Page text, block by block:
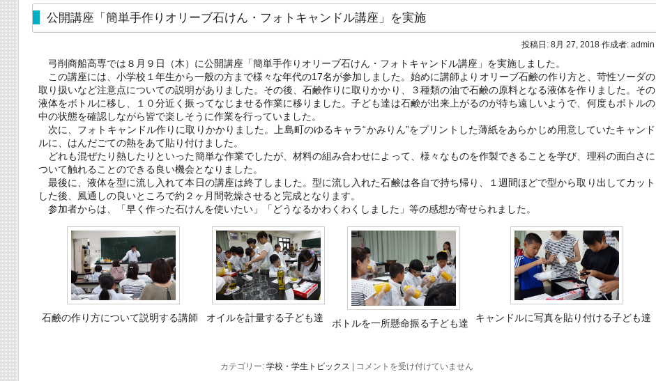
イ
レ
ッ
レ
ン
ジ
第
34
九
会
特
を
賞
は
公開講座「簡単手作りオリーブ石けん・フォトキャンドル講座」を実施
投稿日: 8月 27, 2018 作成者: admin
弓削商船高専では８月９日（木）に公開講座「簡単手作りオリーブ石けん・フォトキャンドル講座」を実施しました。
この講座には、小学校１年生から一般の方まで様々な年代の17名が参加しました。始めに講師よりオリーブ石鹸の作り方と、苛性ソーダの
取り扱いなど注意点についての説明がありました。その後、石鹸作りに取りかかり、３種類の油で石鹸の原料となる液体を作りました。その
液体をボトルに移し、１０分近く振ってなじませる作業に移りました。子ども達は石鹸が出来上がるのが待ち遠しいようで、何度もボトルの
中の状態を確認しながら皆で楽しそうに作業を行っていました。
次に、フォトキャンドル作りに取りかかりました。上島町のゆるキャラ“かみりん”をプリントした薄紙をあらかじめ用意していたキャンド
ルに、はんだごての熱をあて貼り付けました。
どれも混ぜたり熱したりといった簡単な作業でしたが、材料の組み合わせによって、様々なものを作製できることを学び、理科の面白さに
ついて触れることのできる良い機会となりました。
最後に、液体を型に流し入れて本日の講座は終了しました。型に流し入れた石鹸は各自で持ち帰り、１週間ほどで型から取り出してカット
した後、風通しの良いところで約２ヶ月間乾燥させると完成となります。
参加者からは、「早く作った石けんを使いたい」「どうなるかわくわくしました」等の感想が寄せられました。
石鹸の作り方について説明する講師 オイルを計量する子ども達
ボトルを一所懸命振る子ども達
キャンドルに写真を貼り付ける子ども達
カテゴリー: 学校・学生トピックス
公
コメントを受け付けていません